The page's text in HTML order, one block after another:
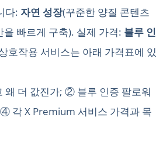
다: 자연 성장(꾸준한 양질 콘텐츠
빠르게 구축). 실제 가격: 블루 인
호작용 서비스는 아래 가격표에 있
왜 더 값진가; ② 블루 인증 팔로워
각 X Premium 서비스 가격과 목